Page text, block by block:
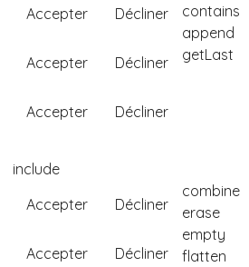
Accepter Décliner contains
Accepter Décliner
append
getLast
Accepter
Décliner
include
Accepter
Décliner
combine
erase
Accepter Décliner
empty
flatten